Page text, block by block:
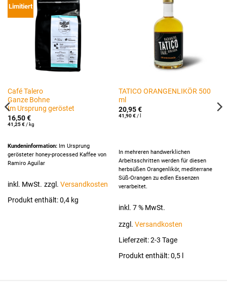
Limitiert
Café Talero
Ganze Bohne
Im Ursprung geröstet
16,50€
41,25€/ kg
Kundeninformation: Im Ursprung
gerösteter honey-processed Kaffee von
Ramiro Aguilar
inkl. MwSt. zzgl. Versandkosten
Produkt enthält: 0,4 kg
TATICO ORANGENLIKÖR 500
ml
20,95€
41,90€/
In mehreren handwerklichen
Arbeitsschritten werden für diesen
herbsüßen Orangenlikör, mediterrane
Süß-Orangen zu edlen Essenzen
verarbeitet.
inkl. 7 % MwSt.
zzgl. Versandkosten
Lieferzeit:2-3 Tage
Produkt enthält: 0,5